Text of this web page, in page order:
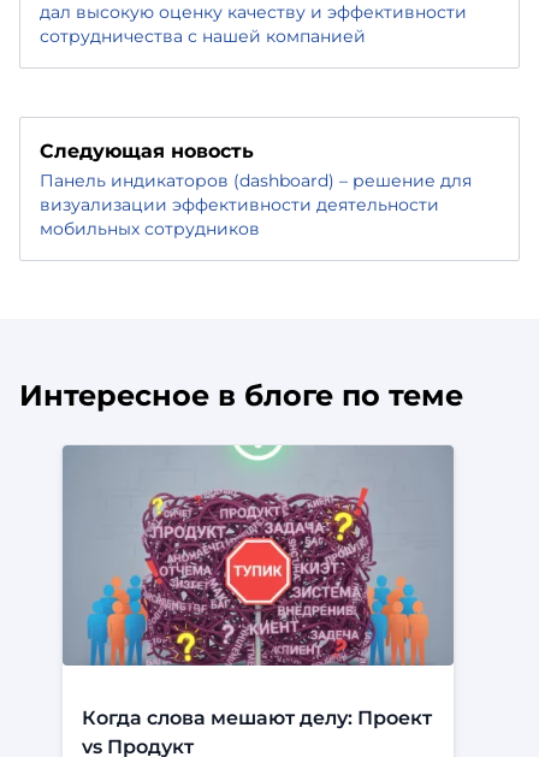
дал высокую оценку качеству и эффективности
сотрудничества с нашей компанией
Следующая новость
Панель индикаторов (dashboard) – решение для
визуализации эффективности деятельности
мобильных сотрудников
Интересное в блоге по теме
Когда слова мешают делу: Проект
vs Продукт